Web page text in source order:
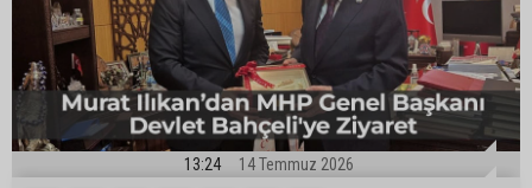
13:24 14 Temmuz 2026